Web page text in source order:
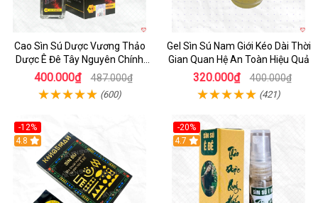
Cao Sìn Sú Dược Vương Thảo
Dược Ê Đê Tây Nguyên Chính
Hãng
400.000₫ 487.000₫
(600)
Gel Sìn Sú Nam Giới Kéo Dài Thời
Gian Quan Hệ An Toàn Hiệu Quả
320.000₫ 400.000₫
(421)
-12%
Hot
4.8
-20%
4.7